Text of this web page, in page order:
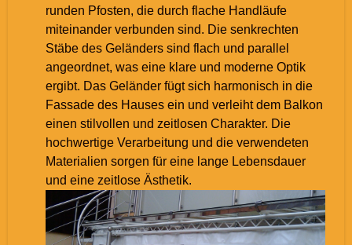
runden Pfosten, die durch flache Handläufe
miteinander verbunden sind. Die senkrechten
Stäbe des Geländers sind flach und parallel
angeordnet, was eine klare und moderne Optik
ergibt. Das Geländer fügt sich harmonisch in die
Fassade des Hauses ein und verleiht dem Balkon
einen stilvollen und zeitlosen Charakter. Die
hochwertige Verarbeitung und die verwendeten
Materialien sorgen für eine lange Lebensdauer
und eine zeitlose Ästhetik.